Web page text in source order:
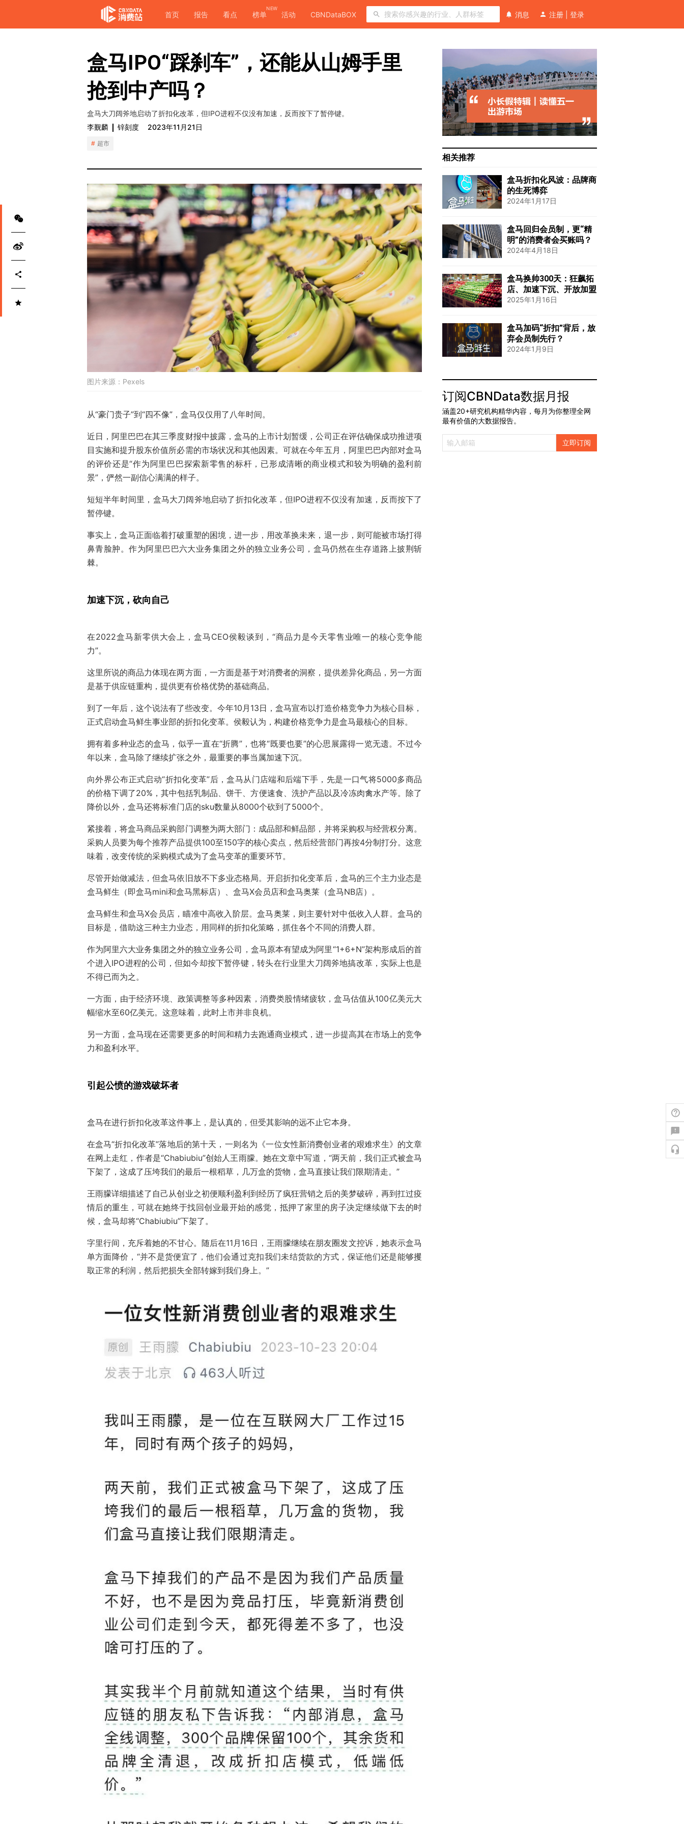
首页 报告 看点 榜单
NEW
活动 CBNDataBOX 消息 注册 登录
盒马IPO“踩刹车”，还能从山姆手里
抢到中产吗？
盒马大刀阔斧地启动了折扣化改革，但IPO进程不仅没有加速，反而按下了暂停键。
李觐麟
锌刻度 2023年11月21日
超市
图片来源： Pexels
从“豪门贵子”到“四不像”，盒马仅仅用了八年时间。
近日，阿里巴巴在其三季度财报中披露，盒马的上市计划暂缓，公司正在评估确保成功推进项
目实施和提升股东价值所必需的市场状况和其他因素。可就在今年五月，阿里巴巴内部对盒马
的评价还是“作为阿里巴巴探索新零售的标杆，已形成清晰的商业模式和较为明确的盈利前
景”，俨然一副信心满满的样子。
短短半年时间里，盒马大刀阔斧地启动了折扣化改革，但IPO进程不仅没有加速，反而按下了
暂停键。
事实上，盒马正面临着打破重塑的困境，进一步，用改革换未来，退一步，则可能被市场打得
鼻青脸肿。作为阿里巴巴六大业务集团之外的独立业务公司，盒马仍然在生存道路上披荆斩
棘。
加速下沉，砍向自己
在2022盒马新零供大会上，盒马CEO侯毅谈到，“商品力是今天零售业唯一的核心竞争能
力”。
这里所说的商品力体现在两方面，一方面是基于对消费者的洞察，提供差异化商品，另一方面
是基于供应链重构，提供更有价格优势的基础商品。
到了一年后，这个说法有了些改变。今年10月13日，盒马宣布以打造价格竞争力为核心目标，
正式启动盒马鲜生事业部的折扣化变革。侯毅认为，构建价格竞争力是盒马最核心的目标。
拥有着多种业态的盒马，似乎一直在“折腾”，也将“既要也要”的心思展露得一览无遗。不过今
年以来，盒马除了继续扩张之外，最重要的事当属加速下沉。
向外界公布正式启动“折扣化变革”后，盒马从门店端和后端下手，先是一口气将5000多商品
的价格下调了20%，其中包括乳制品、饼干、方便速食、洗护产品以及冷冻肉禽水产等。除了
降价以外，盒马还将标准门店的sku数量从8000个砍到了5000个。
紧接着，将盒马商品采购部门调整为两大部门：成品部和鲜品部，并将采购权与经营权分离。
采购人员要为每个推荐产品提供100至150字的核心卖点，然后经营部门再按4分制打分。这意
味着，改变传统的采购模式成为了盒马变革的重要环节。
尽管开始做减法，但盒马依旧放不下多业态格局。开启折扣化变革后，盒马的三个主力业态是
盒马鲜生（即盒马mini和盒马黑标店）、盒马X会员店和盒马奥莱（盒马NB店）。
盒马鲜生和盒马X会员店，瞄准中高收入阶层。盒马奥莱，则主要针对中低收入人群。盒马的
目标是，借助这三种主力业态，用同样的折扣化策略，抓住各个不同的消费人群。
作为阿里六大业务集团之外的独立业务公司，盒马原本有望成为阿里“1+6+N”架构形成后的首
个进入IPO进程的公司，但如今却按下暂停键，转头在行业里大刀阔斧地搞改革，实际上也是
不得已而为之。
一方面，由于经济环境、政策调整等多种因素，消费类股情绪疲软，盒马估值从100亿美元大
幅缩水至60亿美元。这意味着，此时上市并非良机。
另一方面，盒马现在还需要更多的时间和精力去跑通商业模式，进一步提高其在市场上的竞争
力和盈利水平。
引起公愤的游戏破坏者
盒马在进行折扣化改革这件事上，是认真的，但受其影响的远不止它本身。
在盒马“折扣化改革”落地后的第十天，一则名为《一位女性新消费创业者的艰难求生》的文章
在网上走红，作者是“Chabiubiu”创始人王雨朦。她在文章中写道，“两天前，我们正式被盒马
下架了，这成了压垮我们的最后一根稻草，几万盒的货物，盒马直接让我们限期清走。”
王雨朦详细描述了自己从创业之初便顺利盈利到经历了疯狂营销之后的美梦破碎，再到扛过疫
情后的重生，可就在她终于找回创业最开始的感觉，抵押了家里的房子决定继续做下去的时
候，盒马却将“Chabiubiu”下架了。
字里行间，充斥着她的不甘心。随后在11月16日，王雨朦继续在朋友圈发文控诉，她表示盒马
单方面降价，“并不是货便宜了，他们会通过克扣我们未结货款的方式，保证他们还是能够攫
取正常的利润，然后把损失全部转嫁到我们身上。”
相关推荐
盒马折扣化风波：品牌商
的生死博弈
2024年1月17日
盒马回归会员制，更“精
明”的消费者会买账吗？
2024年4月18日
盒马换帅300天：狂飙拓
店、加速下沉、开放加盟
2025年1月16日
盒马加码“折扣”背后，放
弃会员制先行？
2024年1月9日
订阅CBNData数据月报
涵盖20+研究机构精华内容，每月为你整理全网
最有价值的大数据报告。
立即订阅